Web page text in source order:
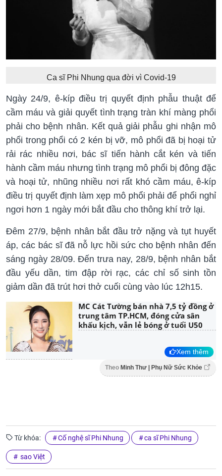
Ca sĩ Phi Nhung qua đời vì Covid-19
Ngày 24/9, ê-kíp điều trị quyết định phẫu thuật để
cầm máu và giải quyết tình trạng tràn khí màng phổi
phải cho bệnh nhân. Kết quả giải phẫu ghi nhận mô
phổi trong phổi có 2 kén bị vỡ, mô phổi đã bị hoại tử
rải rác nhiều nơi, bác sĩ tiến hành cắt kén và tiến
hành cầm máu nhưng tình trạng mô phổi bị đông đặc
và hoại tử, nhũng nhiều nơi rất khó cầm máu, ê-kíp
điều trị quyết định làm xẹp mô phổi phải để phổi nghỉ
ngơi hơn 1 ngày mới bắt đầu cho thông khí trở lại.
Đêm 27/9, bệnh nhân bắt đầu trở nặng và tụt huyết
áp, các bác sĩ đã nỗ lực hồi sức cho bệnh nhân đến
sáng ngày 28/09. Đến trưa nay, 28/9, bệnh nhân bắt
đầu yếu dần, tim đập rời rạc, các chỉ số sinh tồn
giảm dần đã trút hơi thở cuối cùng vào lúc 12h15.
MC Cát Tường bán nhà 7,5 tỷ đồng ở
trung tâm TP.HCM, đóng cửa sân
khấu kịch, vẫn lẻ bóng ở tuổi U50
Xem thêm
Theo Minh Thư | Phụ Nữ Sức Khỏe
Từ khóa: Cố nghệ sĩ Phi Nhung ca sĩ Phi Nhung
sao Việt